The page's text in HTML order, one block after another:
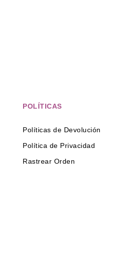
POLÍTICAS
Políticas de Devolución
Política de Privacidad
Rastrear Orden